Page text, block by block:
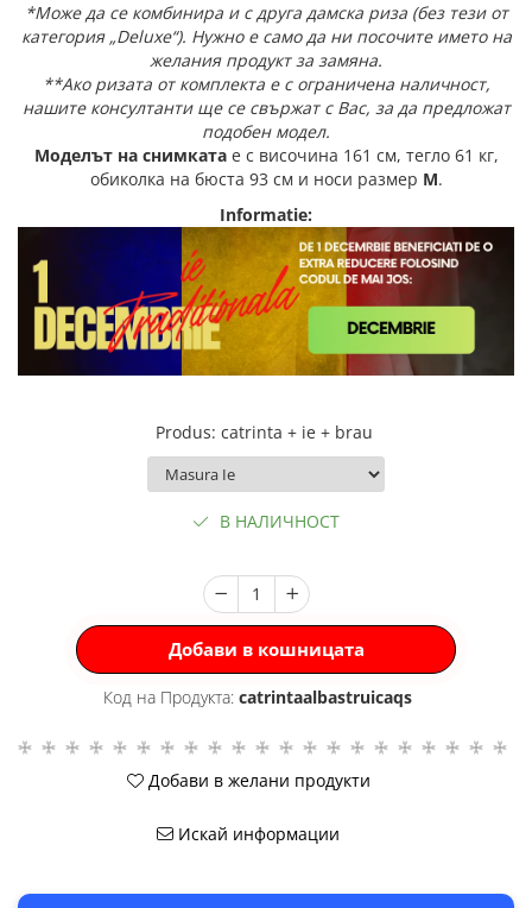
*Може да се комбинира и с друга дамска риза (без тези от
категория „Deluxe“). Нужно е само да ни посочите името на
желания продукт за замяна.
**Ако ризата от комплекта е с ограничена наличност,
нашите консултанти ще се свържат с Вас, за да предложат
подобен модел.
Моделът на снимкатае с височина 161 см, тегло 61 кг,
обиколка на бюста 93 см и носи размер M.
Informatie:
Produs: catrinta + ie + brau
В НАЛИЧНОСТ
Добави в кошницата
Код на Продукта: catrintaalbastruicaqs
Добави в желани продукти
Искай информации